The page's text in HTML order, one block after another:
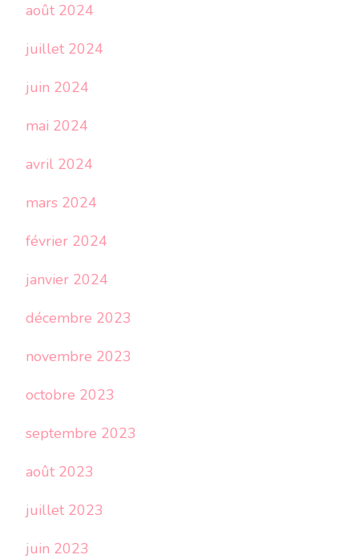
août 2024
juillet 2024
juin 2024
mai 2024
avril 2024
mars 2024
février 2024
janvier 2024
décembre 2023
novembre 2023
octobre 2023
septembre 2023
août 2023
juillet 2023
juin 2023